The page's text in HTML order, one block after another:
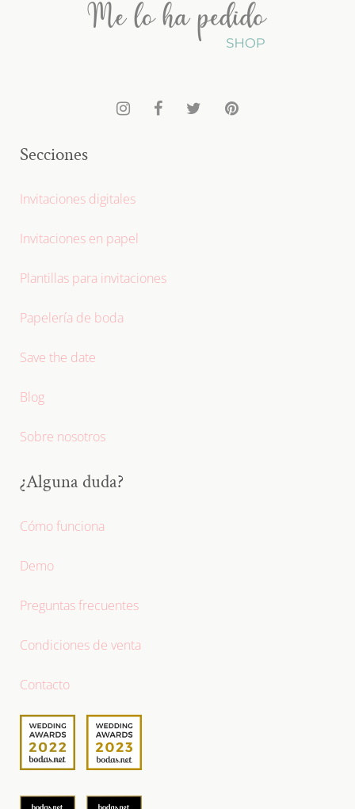
Secciones
Invitaciones digitales
Invitaciones en papel
Plantillas para invitaciones
Papelería de boda
Save the date
Blog
Sobre nosotros
¿Alguna duda?
Cómo funciona
Demo
Preguntas frecuentes
Condiciones de venta
Contacto